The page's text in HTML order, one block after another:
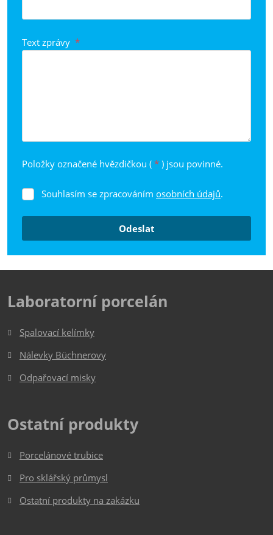
Text zprávy *
Položky označené hvězdičkou ( * ) jsou povinné.
Souhlasím
zpracováním
Souhlasím se zpracováním osobních údajů.
Odeslat
se
odeslat.
Laboratorní porcelán
Spalovací kelímky
Nálevky Büchnerovy
Odpařovací misky
Ostatní produkty
Porcelánové trubice
Pro sklářský průmysl
Ostatní produkty na zakázku